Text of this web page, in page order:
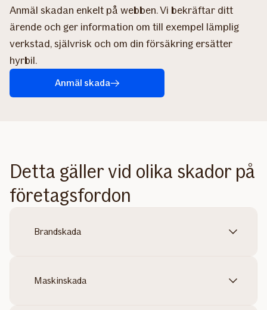
Anmäl skadan enkelt på webben. Vi bekräftar ditt
ärende och ger information om till exempel lämplig
verkstad, självrisk och om din försäkring ersätter
hyrbil.
Anmäl skada
Detta gäller vid olika skador på
företagsfordon
Brandskada
Maskinskada